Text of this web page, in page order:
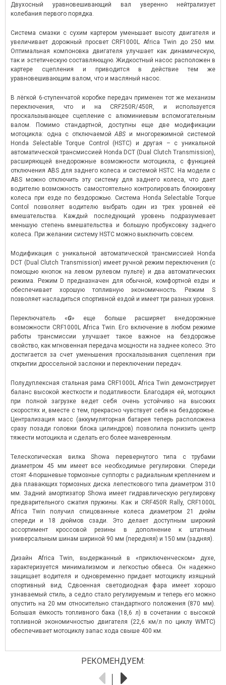
Двухосный уравновешивающий вал уверенно нейтрализует
колебания первого порядка.
Система смазки с сухим картером уменьшает высоту двигателя и
увеличивает дорожный просвет CRF1000L Africa Twin до 250 мм.
Оптимальная компоновка двигателя улучшает как динамическую,
так и эстетическую составляющую. Жидкостный насос расположен в
картере сцепления и приводится в действие тем же
уравновешивающим валом, что и масляный насос.
В лёгкой 6-ступенчатой коробке передач применен тот же механизм
переключения, что и на CRF250R/450R, и используется
проскальзывающее сцепление с алюминиевым вспомогательным
валом. Помимо стандартной, доступны еще две модификации
мотоцикла: одна с отключаемойABS и многорежимной системой
Honda Selectable Torque Control (HSTC) и другая – с уникальной
автоматической трансмиссией Honda DCT (Dual Clutch Transmission),
расширяющей внедорожные возможности мотоцикла, с функцией
отключения ABS для заднего колеса и системой HSTC. На модели с
ABS можно отключить эту систему для заднего колеса, что дает
водителю возможность самостоятельно контролировать блокировку
колеса при езде по бездорожью. Система Honda Selectable Torque
Contol позволяет водителю выбрать один из трех уровней её
вмешательства. Каждый последующий уровень подразумевает
меньшую степень вмешательства и большую пробуксовку заднего
колеса. При желании систему HSTC можно выключить совсем.
Модификация с уникальной автоматической трансмиссией Honda
DCT (Dual Clutch Transmission) имеет ручной режим переключения (с
помощью кнопок на левом рулевом пульте) и два автоматических
режима. Режим D предназначен для обычной, комфортной езды и
обеспечивает хорошую топливную экономичность. Режим S
позволяет насладиться спортивной ездой и имеет три разных уровня.
Переключатель «G»
еще больше расширяет внедорожные
возможности CRF1000L Africa Twin. Его включение в любом режиме
работы трансмиссии улучшает такое важное на бездорожье
свойство, как мгновенная передача мощности на заднее колесо. Это
достигается за счет уменьшения проскальзывания сцепления при
открытии дроссельной заслонки и переключении передач.
Полудуплексная стальная рама CRF1000L Africa Twin демонстрирует
баланс высокой жесткости и податливости. Благодаря ей, мотоцикл
при полной загрузке ведет себя очень устойчиво на высоких
скоростях и, вместе с тем, прекрасно чувствует себя на бездорожье.
Централизация масс (аккумуляторная батарея теперь расположена
сразу позади головки блока цилиндров) позволила понизить центр
тяжести мотоцикла и сделать его более маневренным.
Телескопическая вилка Showa перевернутого типа с трубами
диаметром 45 мм имеет все необходимые регулировки. Спереди
стоят 4-поршневые тормозные суппорты с радиальным креплением и
два плавающих тормозных диска лепесткового типа диаметром 310
мм. Задний амортизатор Showa имеет гидравлическую регулировку
предварительного сжатия пружины. Как и CRF450R Rally, CRF1000L
Africa Twin получил спицованные колеса диаметром 21 дюйм
спереди и 18 дюймов сзади. Это делает доступным широкий
ассортимент кроссовой резины в дополнение к штатным
универсальным шинам шириной 90 мм (передняя) и 150 мм (задняя).
Дизайн Africa Twin, выдержанный в «приключенческом» духе,
характеризуется минимализмом и легкостью обвеса. Он надежно
защищает водителя и одновременно придает мотоциклу изящный
спортивный вид. Сдвоенная светодиодная фара имеет хорошо
узнаваемый стиль, а седло стало регулируемым и теперь его можно
опустить на 20 мм относительно стандартного положения (870 мм).
Большая ёмкость топливного бака (18,6 л) в сочетании с высокой
топливной экономичностью двигателя (22,6 км/л по циклу WMTC)
обеспечивает мотоциклу запас хода свыше 400 км.
РЕКОМЕНДУЕМ: